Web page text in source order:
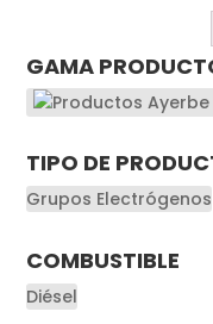
GAMA
TIPO DE
Grupos Electrógenos
COMBUSTIBLE
Diésel